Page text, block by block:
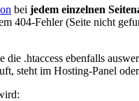
bei jedem einzelnen
404-Fehler (Seite nicht
.htaccess ebenfalls
steht im Hosting-Panel